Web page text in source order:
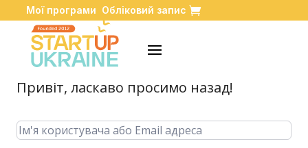
Мої програми Обліковий запис
Привіт, ласкаво просимо назад!